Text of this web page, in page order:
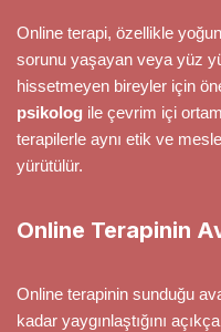
Online terapi, özellikle
sorunu yaşayan veya yüz
hissetmeyen bireyler için
psikolog ile çevrim içi
terapilerle aynı etik ve
yürütülür.
Online Terapinin
Online terapinin sunduğu
kadar yaygınlaştığını